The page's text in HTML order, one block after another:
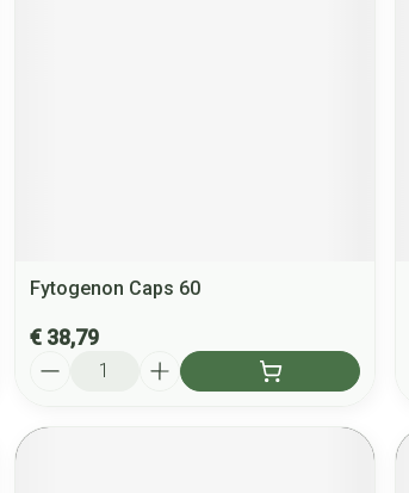
Fytogenon Caps 60
€ 38,79